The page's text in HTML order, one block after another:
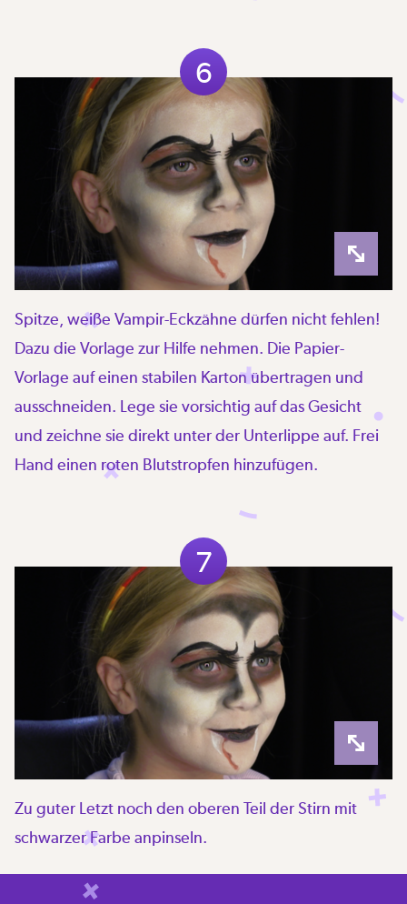
6
Spitze, weiße Vampir-Eckzähne dürfen nicht fehlen!
Dazu die Vorlage zur Hilfe nehmen. Die Papier-
Vorlage auf einen stabilen Karton übertragen und
ausschneiden. Lege sie vorsichtig auf das Gesicht
und zeichne sie direkt unter der Unterlippe auf. Frei
Hand einen roten Blutstropfen hinzufügen.
7
Zu guter Letzt noch den oberen Teil der Stirn mit
schwarzer Farbe anpinseln.